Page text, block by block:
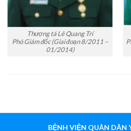
Thượng tá Lê Quang Trí
Phó Giám đốc (Giai đoạn 8/2011 –
01/2014)
BỆNH VIỆN QUÂN DÂN